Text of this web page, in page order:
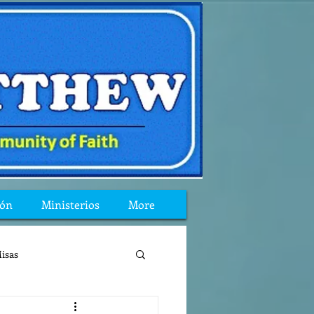
Ministerios More